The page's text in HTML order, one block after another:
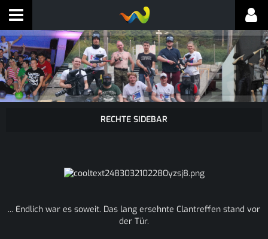
... Endlich war es soweit. Das lang ersehnte Clantreffen stand vor
der Tür.